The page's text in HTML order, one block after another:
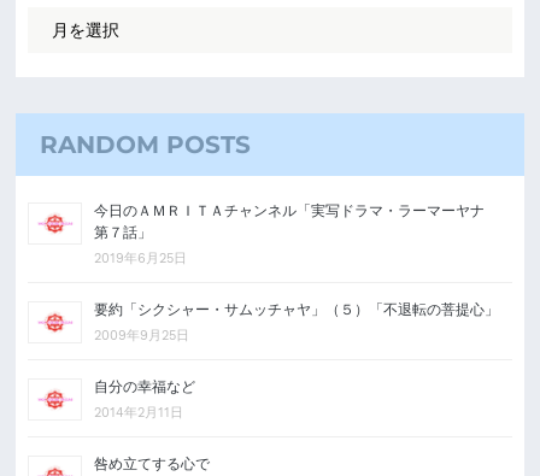
RANDOM POSTS
今日のＡＭＲＩＴＡチャンネル「実写ドラマ・ラーマーヤナ
第７話」
2019年6月25日
要約「シクシャー・サムッチャヤ」（５）「不退転の菩提心」
2009年9月25日
自分の幸福など
2014年2月11日
咎め立てする心で